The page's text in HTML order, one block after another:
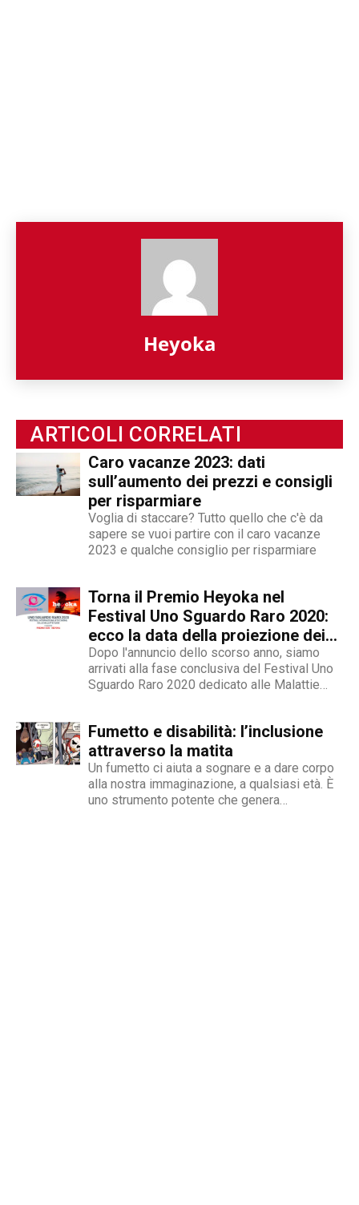
Heyoka
ARTICOLI CORRELATI
Caro vacanze 2023: dati
sull’aumento dei prezzi e consigli
per risparmiare
Voglia di staccare? Tutto quello che c'è da
sapere se vuoi partire con il caro vacanze
2023 e qualche consiglio per risparmiare
Torna il Premio Heyoka nel
Festival Uno Sguardo Raro 2020:
ecco la data della proiezione dei
finalisti
Dopo l'annuncio dello scorso anno, siamo
arrivati alla fase conclusiva del Festival Uno
Sguardo Raro 2020 dedicato alle Malattie
per Premio Heyoka, alla sua seconda
riconferma dopo la prima...
Fumetto e disabilità: l’inclusione
attraverso la matita
Un fumetto ci aiuta a sognare e a dare corpo
alla nostra immaginazione, a qualsiasi età. È
uno strumento potente che genera